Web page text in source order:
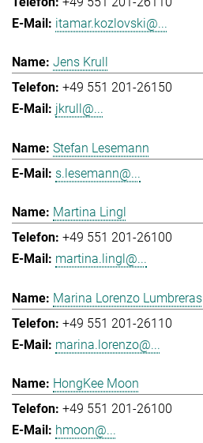
itamar.kozlovski@...
Jens Krull
+49 551 201-26150
jkrull@...
Stefan Lesemann
s.lesemann@...
Martina Lingl
+49 551 201-26100
martina.lingl@...
Marina Lorenzo Lumbreras
+49 551 201-26110
marina.lorenzo@...
HongKee Moon
+49 551 201-26100
hmoon@...